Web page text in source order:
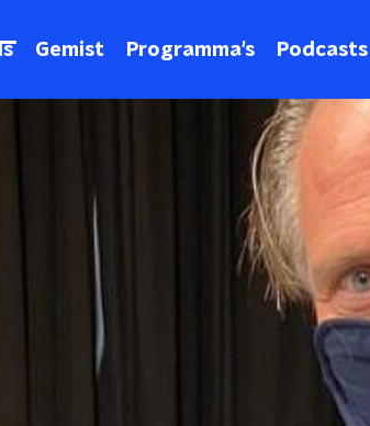
Gemist Programma's Podcasts